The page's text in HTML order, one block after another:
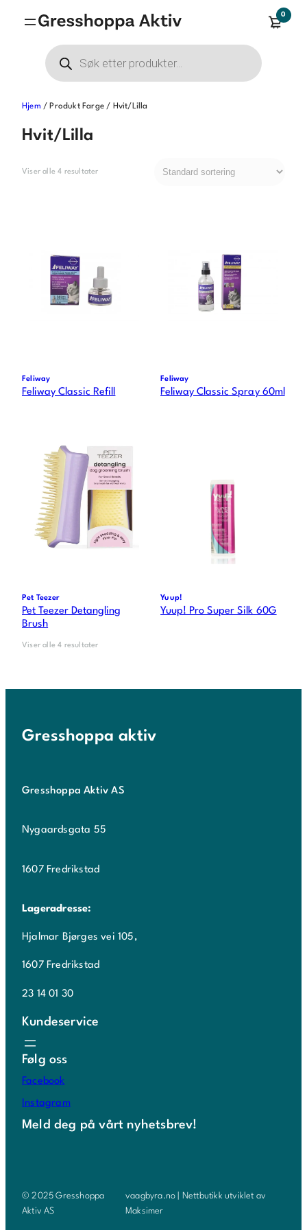
0
Products
search
Hjem / Produkt Farge / Hvit/Lilla
Hvit/Lilla
Viser alle 4 resultater
Feliway
Feliway Classic Refill
Feliway
Feliway Classic Spray 60ml
Pet Teezer
Pet Teezer Detangling
Brush
Yuup!
Yuup! Pro Super Silk 60G
Viser alle 4 resultater
Gresshoppa aktiv
Gresshoppa Aktiv AS
Nygaardsgata 55
1607 Fredrikstad
Lageradresse:
Hjalmar Bjørges vei 105,
1607 Fredrikstad
23 14 01 30
Kundeservice
Følg oss
Facebook
Instagram
Meld deg på vårt nyhetsbrev!
© 2025 Gresshoppa
Aktiv AS
vaagbyra.no | Nettbutikk utviklet av
Maksimer